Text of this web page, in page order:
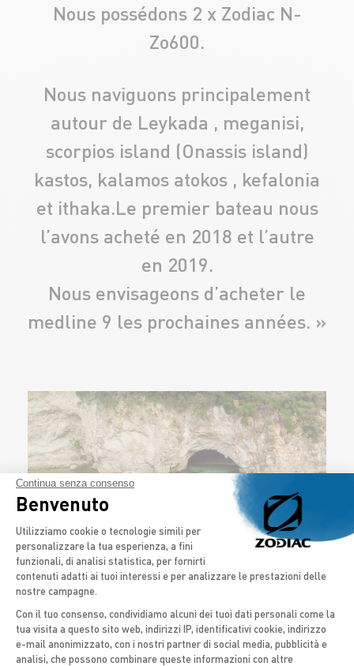
Nous possédons 2 x Zodiac N-
Zo600.
Nous naviguons principalement
autour de Leykada , meganisi,
scorpios island (Onassis island)
kastos, kalamos atokos , kefalonia
et ithaka.Le premier bateau nous
l’avons acheté en 2018 et l’autre
en 2019.
Nous envisageons d’acheter le
medline 9 les prochaines années. »
Grazie ai nostri affezionati clienti
che scelgono di attraversare le
Continua senza consenso
Benvenuto
Piattaforma di Gestione del
Utilizziamo cookie o tecnologie simili per
personalizzare la tua esperienza, a fini
funzionali, di analisi statistica, per fornirti
contenuti adatti ai tuoi interessi e per analizzare le prestazioni delle
nostre campagne.
Con il tuo consenso, condividiamo alcuni dei tuoi dati personali come la
tua visita a questo sito web, indirizzi IP, identificativi cookie, indirizzo
e-mail anonimizzato, con i nostri partner di social media, pubblicità e
analisi, che possono combinare queste informazioni con altre
Axeptio consent